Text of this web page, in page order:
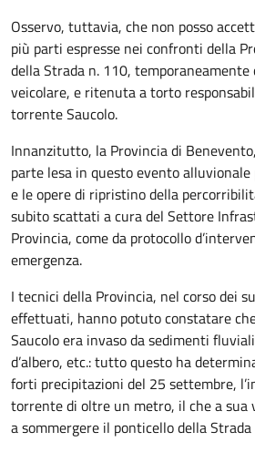
Osservo, tuttavia, che non posso
più parti espresse nei confronti della
della Strada n. 110,
veicolare, e ritenuta a torto
torrente Saucolo.
Innanzitutto, la Provincia di
parte lesa in questo evento
e le opere di ripristino della
subito scattati a cura del Settore
Provincia, come da protocollo
emergenza.
I tecnici della Provincia, nel corso dei
effettuati, hanno potuto constatare
Saucolo era invaso da sedimenti
d’albero, etc.: tutto questo ha
forti precipitazioni del 25 settembre,
torrente di oltre un metro, il che a sua
a sommergere il ponticello della